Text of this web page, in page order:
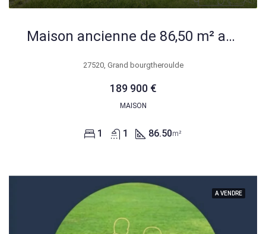
Maison ancienne de 86,50 m² avec terrain à Grand Bourgtheroulde
27520, Grand bourgtheroulde
189 900 €
MAISON
1 1 86.50m²
A VENDRE